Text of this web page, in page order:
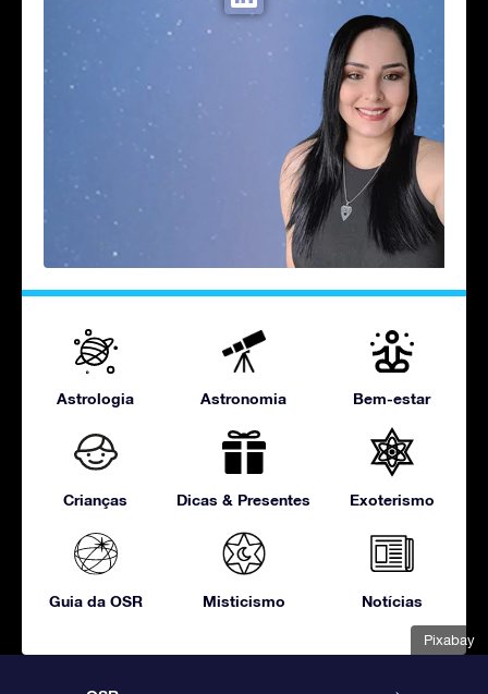
Pixabay
Astrologia Astronomia Bem-estar
Crianças Dicas & Presentes Exoterismo
Guia da OSR Misticismo Notícias